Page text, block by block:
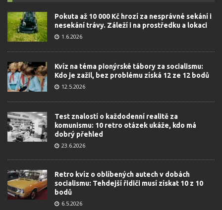
Pokuta až 10 000 Kč hrozí za nesprávné sekání i
nesekání trávy. Záleží i na prostředku a lokaci
1.6.2026
Kvíz na téma pionýrské tábory za socialismu:
Kdo je zažil, bez problému získá 12 ze 12 bodů
12.5.2026
Test znalostí o každodenní realitě za
komunismu: 10 retro otázek ukáže, kdo má
dobrý přehled
23.6.2026
Retro kvíz o oblíbených autech v dobách
socialismu: Tehdejší řidiči musí získat 10 z 10
bodů
6.5.2026